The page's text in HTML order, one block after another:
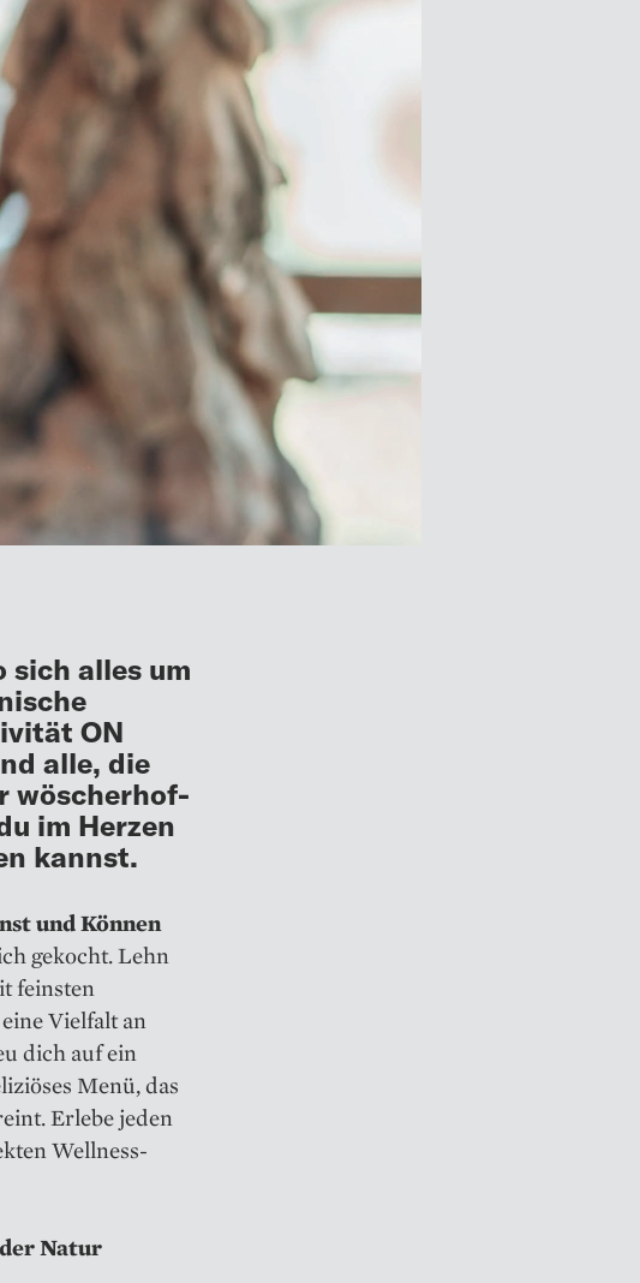
sich alles um
ON
alle, die
wöscherhof-
im Herzen
kannst.
und Können
gekocht. Lehn
feinsten
Vielfalt an
dich auf ein
Menü, das
Erlebe jeden
Wellness-
Natur